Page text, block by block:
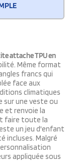
attache TPU en
Même format
francs qui
face aux
climatiques
sur une veste ou
et renvoie la
faire toute la
un jeu d'enfant
incluses. Malgré
appliquée sous